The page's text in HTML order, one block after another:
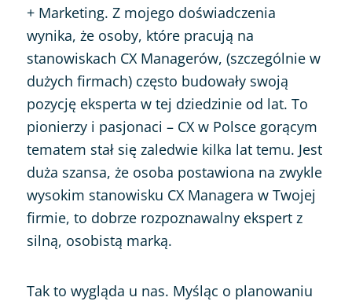
+ Marketing. Z mojego doświadczenia
wynika, że osoby, które pracują na
stanowiskach CX Managerów, (szczególnie w
dużych firmach) często budowały swoją
pozycję eksperta w tej dziedzinie od lat. To
pionierzy i pasjonaci – CX w Polsce gorącym
tematem stał się zaledwie kilka lat temu. Jest
duża szansa, że osoba postawiona na zwykle
wysokim stanowisku CX Managera w Twojej
firmie, to dobrze rozpoznawalny ekspert z
silną, osobistą marką.
Tak to wygląda u nas. Myśląc o planowaniu